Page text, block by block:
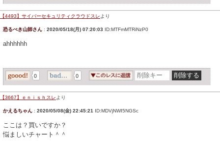
【4493】サイバーセキュリティクラウドスレ より
恐るべき山師さん : 2020/05/18(月) 07:20:03 ID:MTFmMTRiNzP0
ahhhhhh
0 0
【3667】ｅｎｉｓｈスレ より
かえるちゃん : 2020/05/08(金) 22:45:21 ID:MDVjNWI5NGSc
ここは？買いですか？
悩ましいチャート＾＾